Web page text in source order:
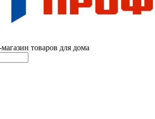
товаров для дома